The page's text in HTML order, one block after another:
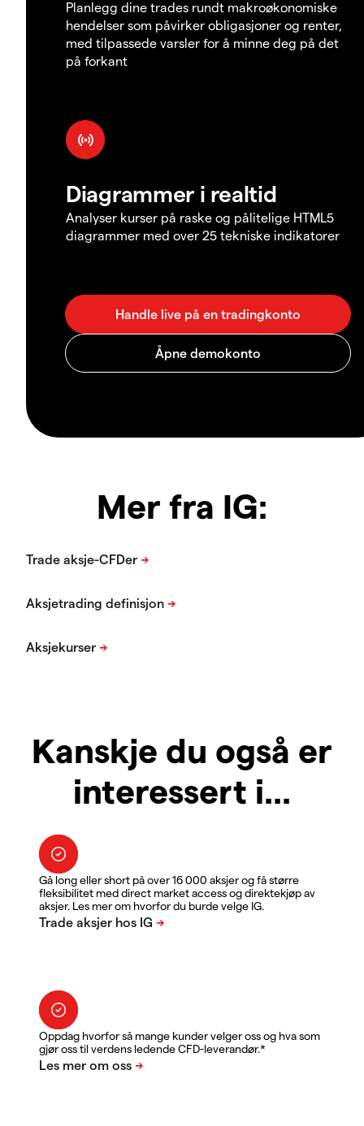
Planlegg dine trades rundt makroøkonomiske
hendelser som påvirker obligasjoner og renter,
med tilpassede varsler for å minne deg på det
på forkant
Diagrammer i realtid
Analyser kurser på raske og pålitelige HTML5
diagrammer med over 25 tekniske indikatorer
Mer fra IG:
Kanskje du også er
interessert i...
Gå long eller short på over 16 000 aksjer og få større
fleksibilitet med direct market access og direktekjøp av
aksjer. Les mer om hvorfor du burde velge IG.
Oppdag hvorfor så mange kunder velger oss og hva som
gjør oss til verdens ledende CFD-leverandør.*